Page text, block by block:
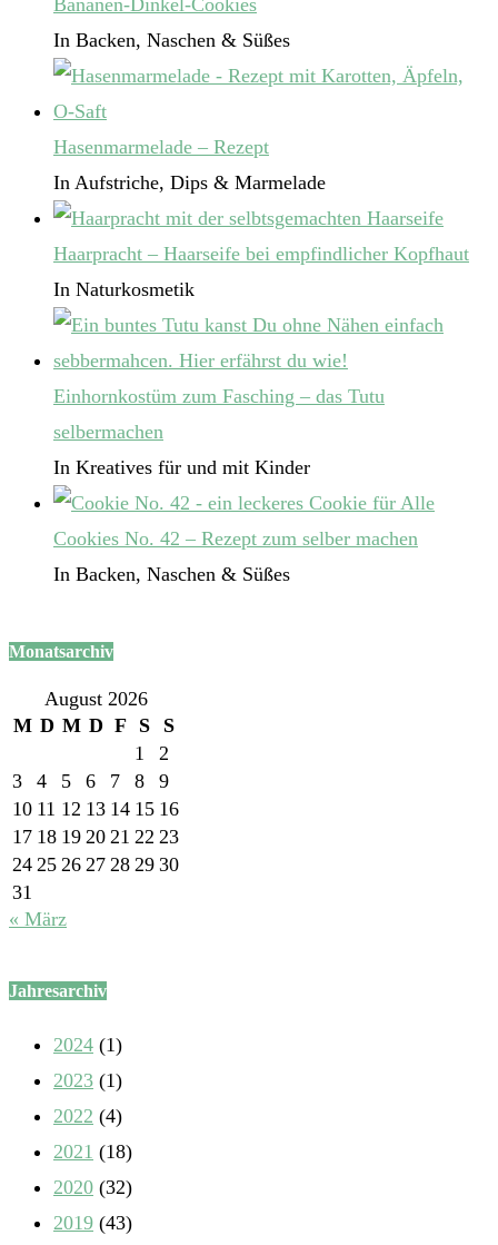
In Backen, Naschen & Süßes
Hasenmarmelade – Rezept
In Aufstriche, Dips & Marmelade
Haarpracht – Haarseife bei empfindlicher Kopfhaut
In Naturkosmetik
Einhornkostüm zum Fasching – das Tutu
selbermachen
In Kreatives für und mit Kinder
Cookies No. 42 – Rezept zum selber machen
In Backen, Naschen & Süßes
Monatsarchiv
August 2026
M D M D F S
S
1
2
3
4 5 6 7 8
9
10 11 12 13 14 15 16
17 18 19 20 21 22 23
24 25 26 27 28 29 30
31
« März
Jahresarchiv
2024 (1)
2023 (1)
2022 (4)
2021 (18)
2020 (32)
2019 (43)